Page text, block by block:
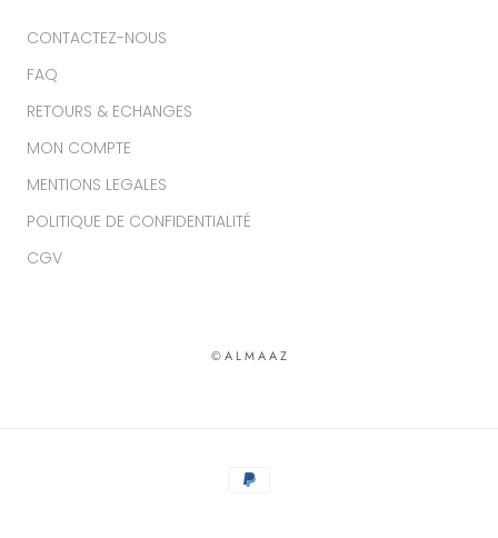
CONTACTEZ-NOUS
FAQ
RETOURS & ECHANGES
MON COMPTE
MENTIONS LEGALES
POLITIQUE DE CONFIDENTIALITÉ
CGV
© A L M A A Z